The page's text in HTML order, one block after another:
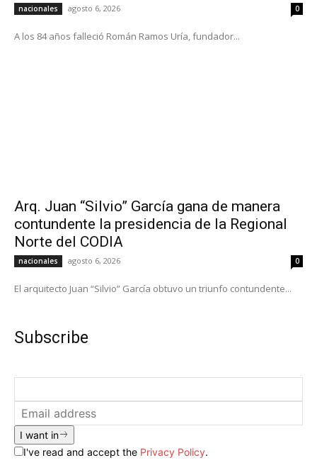
nacionales agosto 6, 2026 0
A los 84 años falleció Román Ramos Uría, fundador...
Arq. Juan “Silvio” García gana de manera
contundente la presidencia de la Regional
Norte del CODIA
nacionales agosto 6, 2026 0
El arquitecto Juan “Silvio” García obtuvo un triunfo contundente...
Subscribe
I want in
I've read and accept the Privacy Policy.